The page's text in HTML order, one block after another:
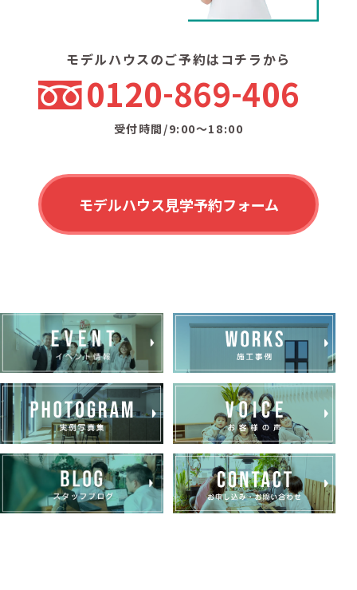
モデルハウスのご予約はコチラから
0120 869 406
受付時間/9:00〜18:00
モデルハウス見学予約フォーム